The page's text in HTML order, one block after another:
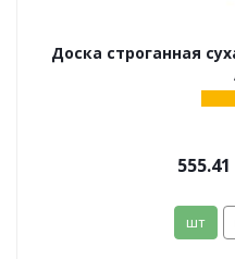
Доска строганная
555.41
шт